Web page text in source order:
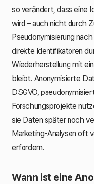
so verändert, dass eine
wird – auch nicht durch
Pseudonymisierung
direkte Identifikatoren
Wiederherstellung mit
bleibt. Anonymisierte
DSGVO,
Forschungsprojekte
sie Daten später noch
Marketing-Analysen oft
erfordern.
Wann ist eine